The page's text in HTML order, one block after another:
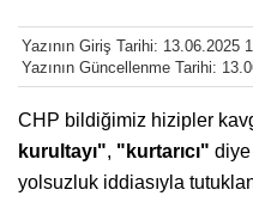
Yazının Giriş Tarihi: 13.06.2025
Yazının Güncellenme Tarihi:
CHP bildiğimiz hizipler
kurultayı", "kurtarıcı" diye
yolsuzluk iddiasıyla